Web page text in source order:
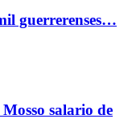
guerrerenses…
salario de